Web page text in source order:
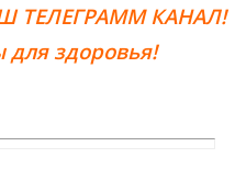
ТЕЛЕГРАММ КАНАЛ!
для здоровья!